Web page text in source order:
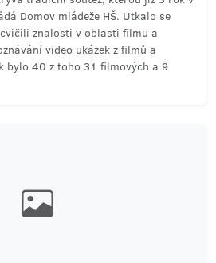
Domov mládeže HŠ. Utkalo se
znalosti v oblasti filmu a
video ukázek z filmů a
bylo 40 z toho 31 filmových a 9